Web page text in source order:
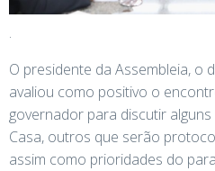
.
O presidente da Assembleia, o
avaliou como positivo o
governador para discutir
Casa, outros que serão
assim como prioridades do